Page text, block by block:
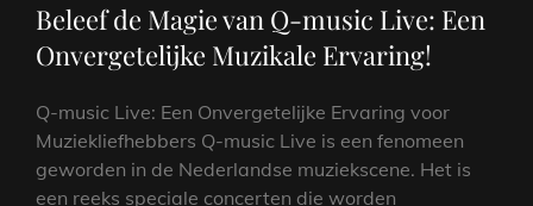
Beleef de Magie van Q-music Live: Een
Onvergetelijke Muzikale Ervaring!
Q-music Live: Een Onvergetelijke Ervaring voor
Muziekliefhebbers Q-music Live is een fenomeen
geworden in de Nederlandse muziekscene. Het is
een reeks speciale concerten die worden